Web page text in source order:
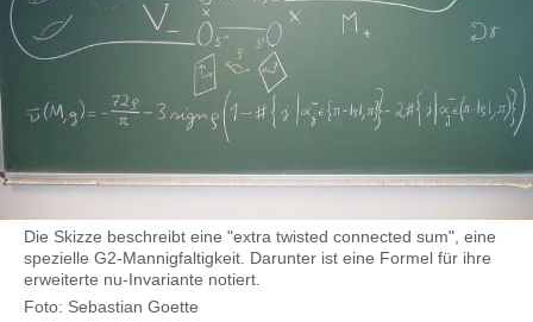
Die Skizze beschreibt eine "extra twisted connected sum", eine
spezielle G2-Mannigfaltigkeit. Darunter ist eine Formel für ihre
erweiterte nu-Invariante notiert.
Foto: Sebastian Goette